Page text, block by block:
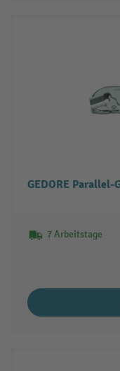
GEDORE Parallel-
7 Arbeitstage